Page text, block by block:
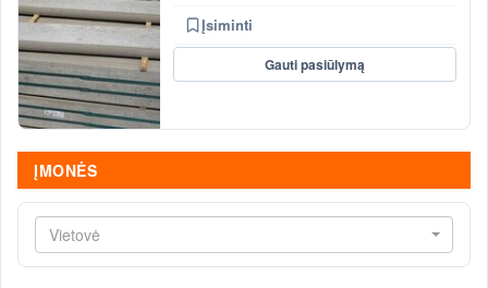
Įsiminti
Gauti pasiūlymą
ĮMONĖS
Vietovė